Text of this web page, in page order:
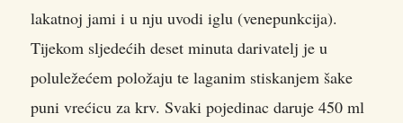
lakatnoj jami i u nju uvodi iglu (venepunkcija).
Tijekom sljedećih deset minuta darivatelj je u
poluležećem položaju te laganim stiskanjem šake
puni vrećicu za krv. Svaki pojedinac daruje 450 ml